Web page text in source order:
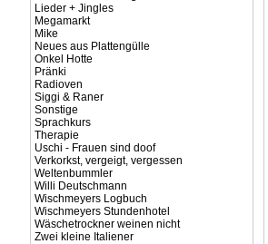
Lieder + Jingles
Megamarkt
Mike
Neues aus Plattengülle
Onkel Hotte
Pränki
Radioven
Siggi & Raner
Sonstige
Sprachkurs
Therapie
Uschi - Frauen sind doof
Verkorkst, vergeigt, vergessen
Weltenbummler
Willi Deutschmann
Wischmeyers Logbuch
Wischmeyers Stundenhotel
Wäschetrockner weinen nicht
Zwei kleine Italiener